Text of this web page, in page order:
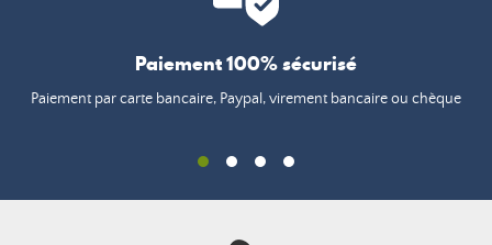
Paiement 100% sécurisé
Paiement par carte bancaire, Paypal, virement bancaire ou chèque